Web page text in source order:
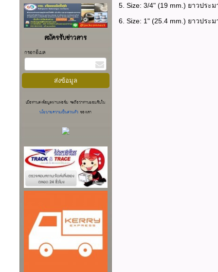
สมัครรับข่าวสาร
กรอกอีเมล
เมื่อท่านส่งข้อมูลผ่านฟอร์ม จะถือว่าท่านยอมรับใน
นโยบายความเป็นส่วนตัวของเรา
5. Size: 3/4" (19 mm.) ยาวป
6. Size: 1" (25.4 mm.) ยาวป